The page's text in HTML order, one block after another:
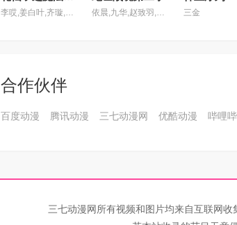
第109集 第110集
第117集
第129集 第130集
李哎,姜白叶,齐璇,马斑马,江时暖,颜辉,叮当,司小幽,江月,萧秋子,黎筱濛,戈昕宇,黄玮,小连杀,任景行,刘渕,李沈倩,张啸雨,崔轶辰,王辅平,吴童,斯诺,王世旸 依晨,九华,赵致羽,子兮,徐阿木,月半小铭,啸月,空目十一,宁冀荣,棒菜,朝闻,柳川鱼,背锅虫,墨不是,残月的枫影,子算,祈衍,孙九澳,小源,磊子,砂糖,粽子,景明 三金
合作伙伴
百度动漫 腾讯动漫 三七动漫网 优酷动漫 哔哩
三七动漫网所有视频和图片均来自互联网